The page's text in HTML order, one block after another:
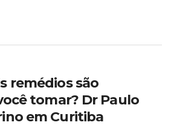
remédios são
tomar? Dr Paulo
em Curitiba